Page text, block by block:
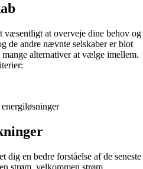
væsentligt at overveje dine behov og
de andre nævnte selskaber er blot
alternativer at vælge imellem.
dig en bedre forståelse af de seneste
strøm, velkommen strøm